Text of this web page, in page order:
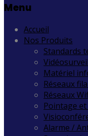
Menu
Accueil
Nos Produits
Standards
Matériel
Réseaux
Réseaux
Pointage et
Alarme /